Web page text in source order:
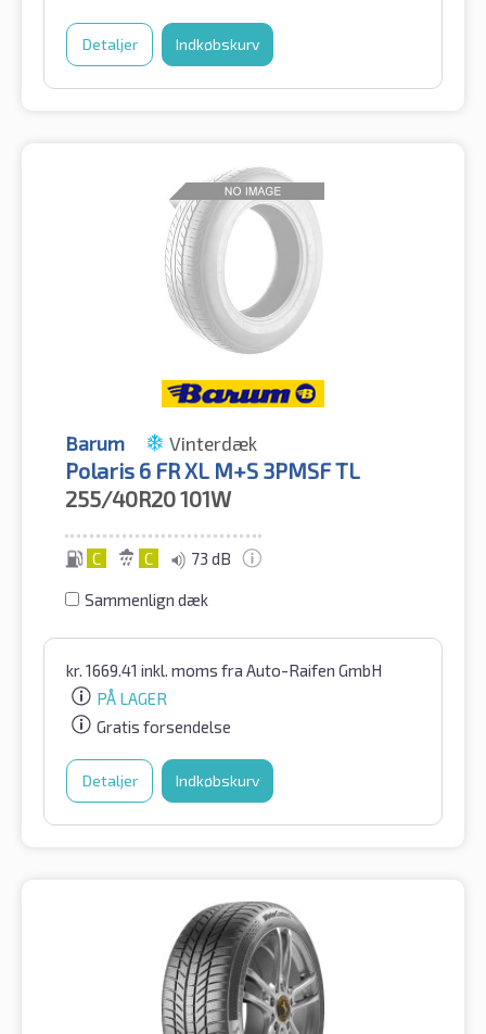
Detaljer Indkøbskurv
Barum Vinterdæk
Polaris 6 FR XL M+S 3PMSF TL
255/40R20101W
C C 73 dB
Sammenlign dæk
kr. 1669.41 inkl. moms fra Auto-Raifen GmbH
PÅ LAGER
Gratis forsendelse
Detaljer Indkøbskurv